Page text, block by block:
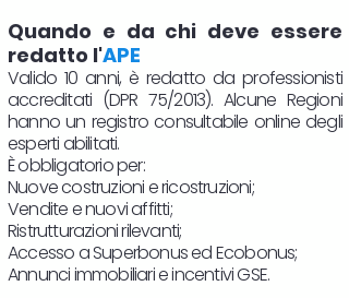
Quando e da chi deve essere
redatto l'APE
Valido 10 anni, è redatto da professionisti
accreditati (DPR 75/2013). Alcune Regioni
hanno un registro consultabile online degli
esperti abilitati.
È obbligatorio per:
Nuove costruzioni e ricostruzioni;
Vendite e nuovi affitti;
Ristrutturazioni rilevanti;
Accesso a Superbonus ed Ecobonus;
Annunci immobiliari e incentivi GSE.